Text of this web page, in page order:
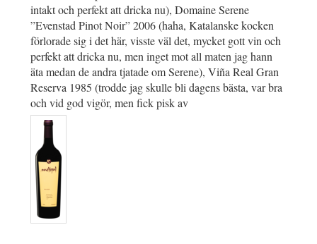
intakt och perfekt att dricka nu), Domaine Serene
”Evenstad Pinot Noir” 2006 (haha, Katalanske kocken
förlorade sig i det här, visste väl det, mycket gott vin och
perfekt att dricka nu, men inget mot all maten jag hann
äta medan de andra tjatade om Serene), Viña Real Gran
Reserva 1985 (trodde jag skulle bli dagens bästa, var bra
och vid god vigör, men fick pisk av